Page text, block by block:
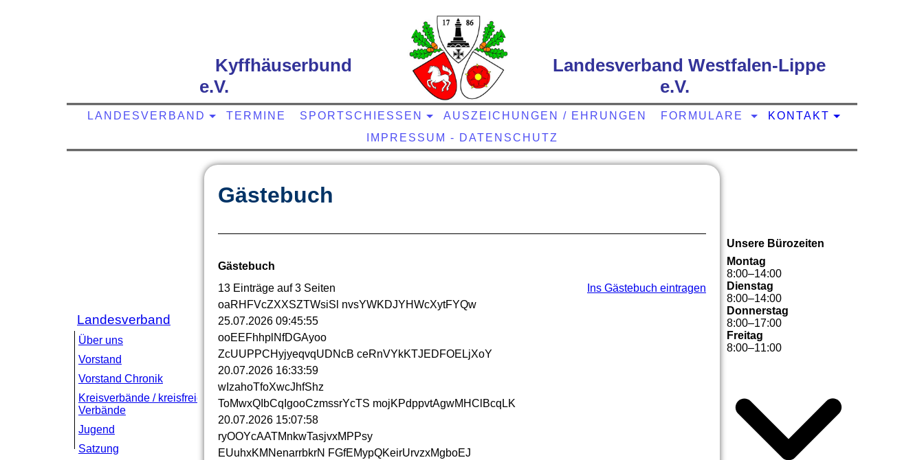
Kyffhäuserbund
e.V.
Landesverband Westfalen-Lippe
e.V.
LANDESVERBAND TERMINE SPORTSCHIESSEN AUSZEICHUNGEN / EHRUNGEN FORMULARE
KONTAKT
IMPRESSUM - DATENSCHUTZ
Gästebuch
Gästebuch
13 Einträge auf 3 Seiten
Ins Gästebuch eintragen
oaRHFVcZXXSZTWsiSl nvsYWKDJYHWcXytFYQw
25.07.2026 09:45:55
ooEEFhhplNfDGAyoo
ZcUUPPCHyjyeqvqUDNcB ceRnVYkKTJEDFOELjXoY
20.07.2026 16:33:59
wIzahoTfoXwcJhfShz
ToMwxQIbCqIgooCzmssrYcTS mojKPdppvtAgwMHClBcqLK
20.07.2026 15:07:58
ryOOYcAATMnkwTasjvxMPPs­y
EUuhxKMNenarrbkrN FGfEMypQKeirUrvzxMgboEJ
Landesverband
Über uns
Vorstand
Vorstand Chronik
Kreisverbände / kreisfreie
Verbände
Jugend
Satzung
Unsere Bürozeiten
Montag
8:00–14:00
Dienstag
8:00–14:00
Donnerstag
8:00–17:00
Freitag
8:00–11:00